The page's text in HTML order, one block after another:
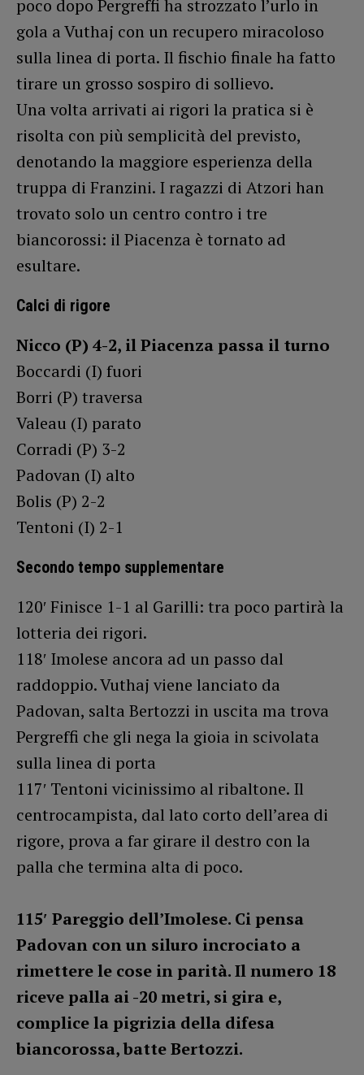
poco dopo Pergreffi ha strozzato l’urlo in
gola a Vuthaj con un recupero miracoloso
sulla linea di porta. Il fischio finale ha fatto
tirare un grosso sospiro di sollievo.
Una volta arrivati ai rigori la pratica si è
risolta con più semplicità del previsto,
denotando la maggiore esperienza della
truppa di Franzini. I ragazzi di Atzori han
trovato solo un centro contro i tre
biancorossi: il Piacenza è tornato ad
esultare.
Calci di rigore
Nicco (P) 4-2, il Piacenza passa il turno
Boccardi (I) fuori
Borri (P) traversa
Valeau (I) parato
Corradi (P) 3-2
Padovan (I) alto
Bolis (P) 2-2
Tentoni (I) 2-1
Secondo tempo supplementare
120′ Finisce 1-1 al Garilli: tra poco partirà la
lotteria dei rigori.
118′ Imolese ancora ad un passo dal
raddoppio. Vuthaj viene lanciato da
Padovan, salta Bertozzi in uscita ma trova
Pergreffi che gli nega la gioia in scivolata
sulla linea di porta
117′ Tentoni vicinissimo al ribaltone. Il
centrocampista, dal lato corto dell’area di
rigore, prova a far girare il destro con la
palla che termina alta di poco.
115′ Pareggio dell’Imolese. Ci pensa
Padovan con un siluro incrociato a
rimettere le cose in parità. Il numero 18
riceve palla ai -20 metri, si gira e,
complice la pigrizia della difesa
biancorossa, batte Bertozzi.